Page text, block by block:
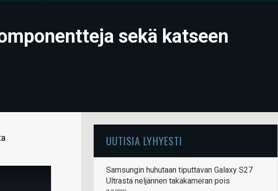
sekä katseen
UUTISIA LYHYESTI
Samsungin huhutaan tiputtavan Galaxy S27
Ultrasta neljännen takakameran pois